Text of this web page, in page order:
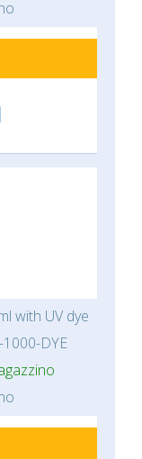
with UV dye
1000-DYE